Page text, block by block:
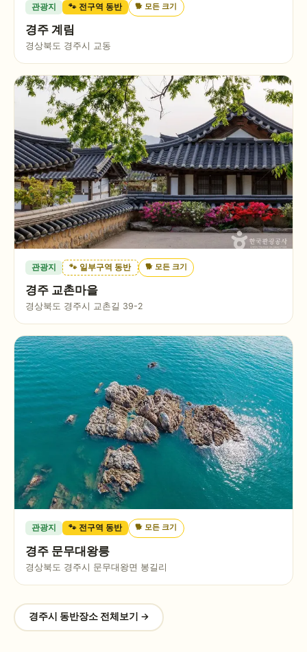
관광지 🐾 전구역 동반 🐕 모든 크기
경주 계림
경상북도 경주시 교동
관광지 🐾 일부구역 동반 🐕 모든 크기
경주 교촌마을
경상북도 경주시 교촌길 39-2
관광지 🐾 전구역 동반 🐕모든 크기
경주 문무대왕릉
경상북도 경주시 문무대왕면 봉길리
경주시 동반장소 전체보기 →